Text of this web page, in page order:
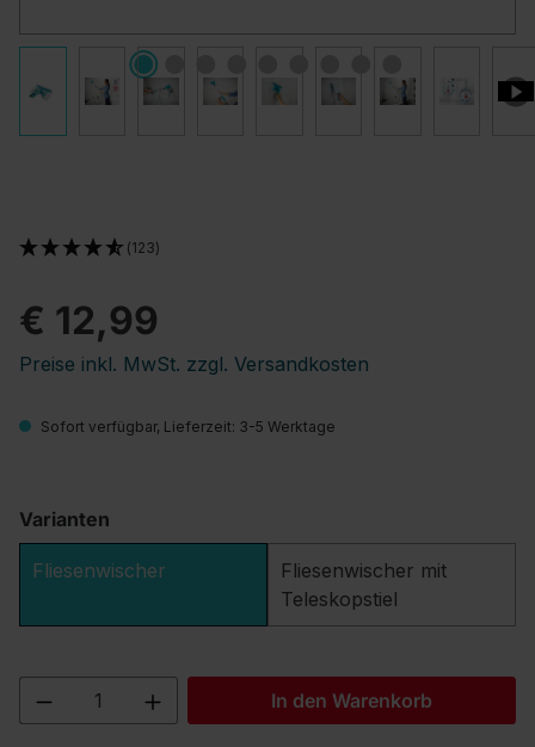
€ 12,99
Preise inkl. MwSt. zzgl. Versandkosten
(123)
Sofort verfügbar, Lieferzeit: 3-5 Werktage
Varianten
Fliesenwischer
Fliesenwischer mit
Teleskopstiel
Produkt Anzahl: Gib den gewünschten
In den Warenkorb